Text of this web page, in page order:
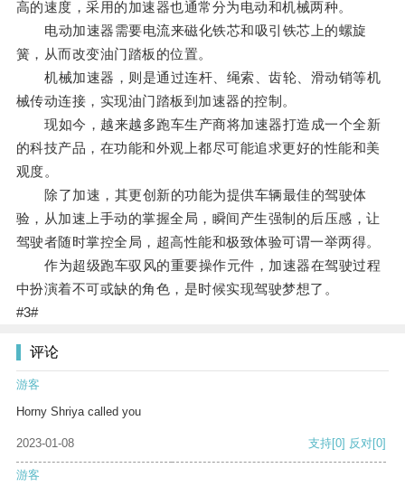
高的速度，采用的加速器也通常分为电动和机械两种。
电动加速器需要电流来磁化铁芯和吸引铁芯上的螺旋
簧，从而改变油门踏板的位置。
机械加速器，则是通过连杆、绳索、齿轮、滑动销等机
械传动连接，实现油门踏板到加速器的控制。
现如今，越来越多跑车生产商将加速器打造成一个全新
的科技产品，在功能和外观上都尽可能追求更好的性能和美
观度。
除了加速，其更创新的功能为提供车辆最佳的驾驶体
验，从加速上手动的掌握全局，瞬间产生强制的后压感，让
驾驶者随时掌控全局，超高性能和极致体验可谓一举两得。
作为超级跑车驭风的重要操作元件，加速器在驾驶过程
中扮演着不可或缺的角色，是时候实现驾驶梦想了。
#3#
评论
游客
Horny Shriya called you
2023-01-08 支持[0] 反对[0]
游客